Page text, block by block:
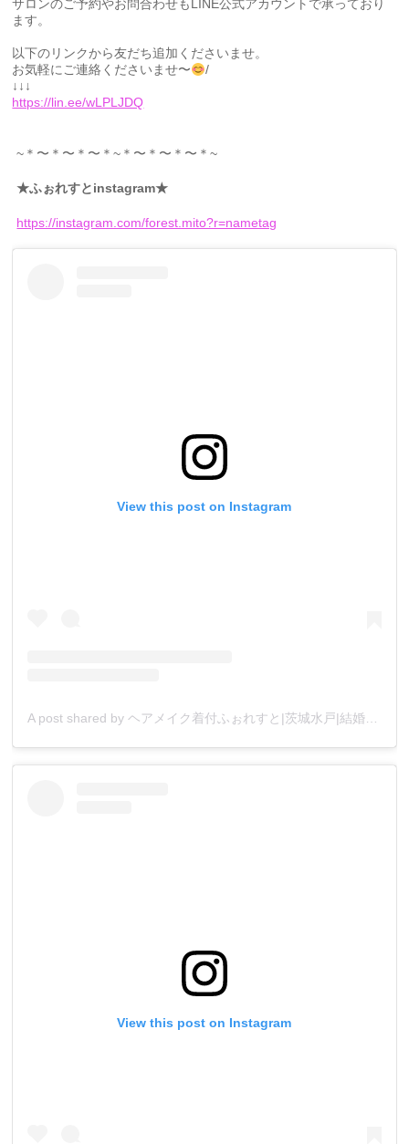
サロンのご予約やお問合わせもLINE公式アカウントで承っており
ます。
以下のリンクから友だち追加くださいませ。
お気軽にご連絡くださいませ〜
/
↓↓↓
https://lin.ee/wLPLJDQ
~＊〜＊〜＊〜＊~＊〜＊〜＊〜＊~
★ふぉれすとinstagram★
https://instagram.com/forest.mito?r=nametag
View this post on Instagram
View this post on Instagram